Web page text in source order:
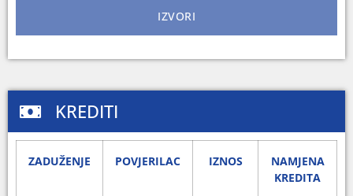
IZVORI
KREDITI
ZADUŽENJE POVJERILAC IZNOS
NAMJENA
KREDITA